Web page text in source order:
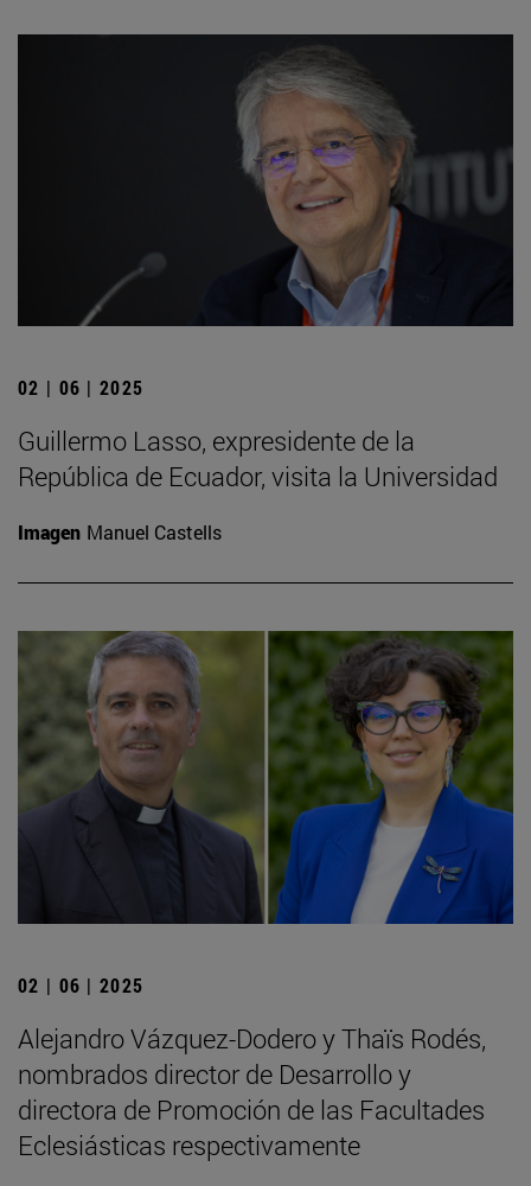
02 | 06 | 2025
Guillermo Lasso, expresidente de la
República de Ecuador, visita la Universidad
Imagen Manuel Castells
02 | 06 | 2025
Alejandro Vázquez-Dodero y Thaïs Rodés,
nombrados director de Desarrollo y
directora de Promoción de las Facultades
Eclesiásticas respectivamente